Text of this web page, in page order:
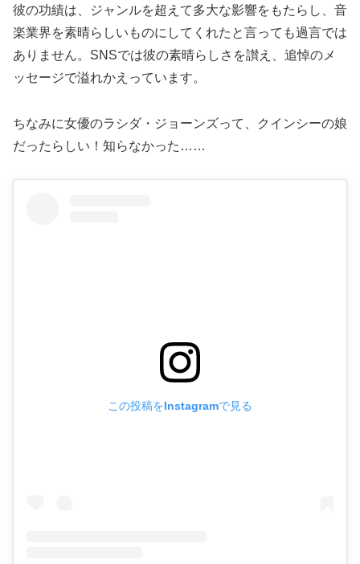
彼の功績は、ジャンルを超えて多大な影響をもたらし、音
楽業界を素晴らしいものにしてくれたと言っても過言では
ありません。SNSでは彼の素晴らしさを讃え、追悼のメ
ッセージで溢れかえっています。
ちなみに女優のラシダ・ジョーンズって、クインシーの娘
だったらしい！知らなかった……
この投稿をInstagramで見る